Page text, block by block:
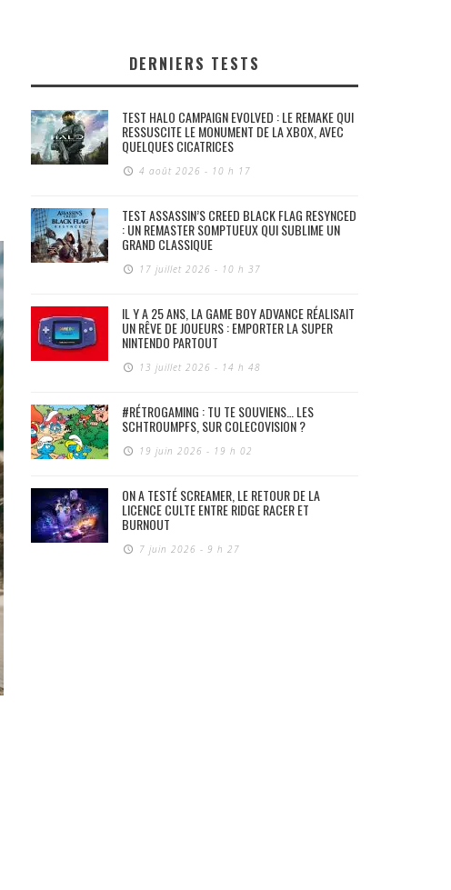
DERNIERS TESTS
TEST HALO CAMPAIGN EVOLVED : LE REMAKE QUI
RESSUSCITE LE MONUMENT DE LA XBOX, AVEC
QUELQUES CICATRICES
4 août 2026 - 10 h 17
TEST ASSASSIN’S CREED BLACK FLAG RESYNCED
: UN REMASTER SOMPTUEUX QUI SUBLIME UN
GRAND CLASSIQUE
17 juillet 2026 - 10 h 37
IL Y A 25 ANS, LA GAME BOY ADVANCE RÉALISAIT
UN RÊVE DE JOUEURS : EMPORTER LA SUPER
NINTENDO PARTOUT
13 juillet 2026 - 14 h 48
#RÉTROGAMING : TU TE SOUVIENS… LES
SCHTROUMPFS, SUR COLECOVISION ?
19 juin 2026 - 19 h 02
ON A TESTÉ SCREAMER, LE RETOUR DE LA
LICENCE CULTE ENTRE RIDGE RACER ET
BURNOUT
7 juin 2026 - 9 h 27